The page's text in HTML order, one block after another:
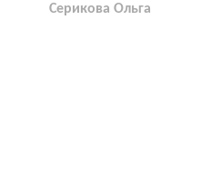
Серикова Ольга